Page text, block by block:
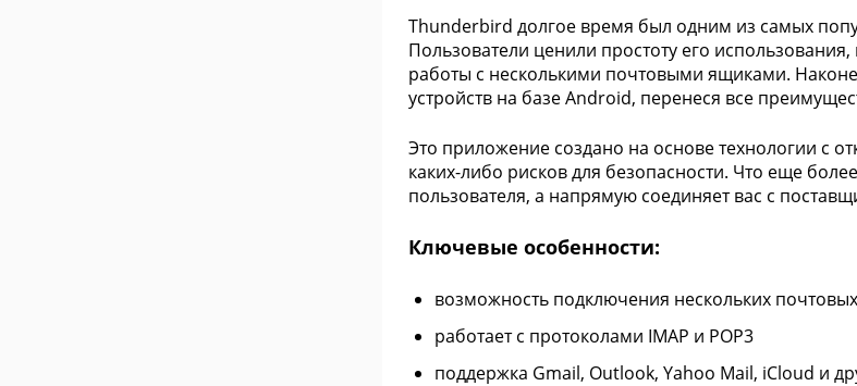
Thunderbird долгое время был одним из самых
Пользователи ценили простоту его
работы с несколькими почтовыми ящиками.
устройств на базе Android, перенеся все
Это приложение создано на основе технологии с
каких-либо рисков для безопасности. Что еще
пользователя, а напрямую соединяет вас с
Ключевые особенности:
возможность подключения нескольких
работает с протоколами IMAP и POP3
поддержка Gmail, Outlook, Yahoo Mail, iCloud и